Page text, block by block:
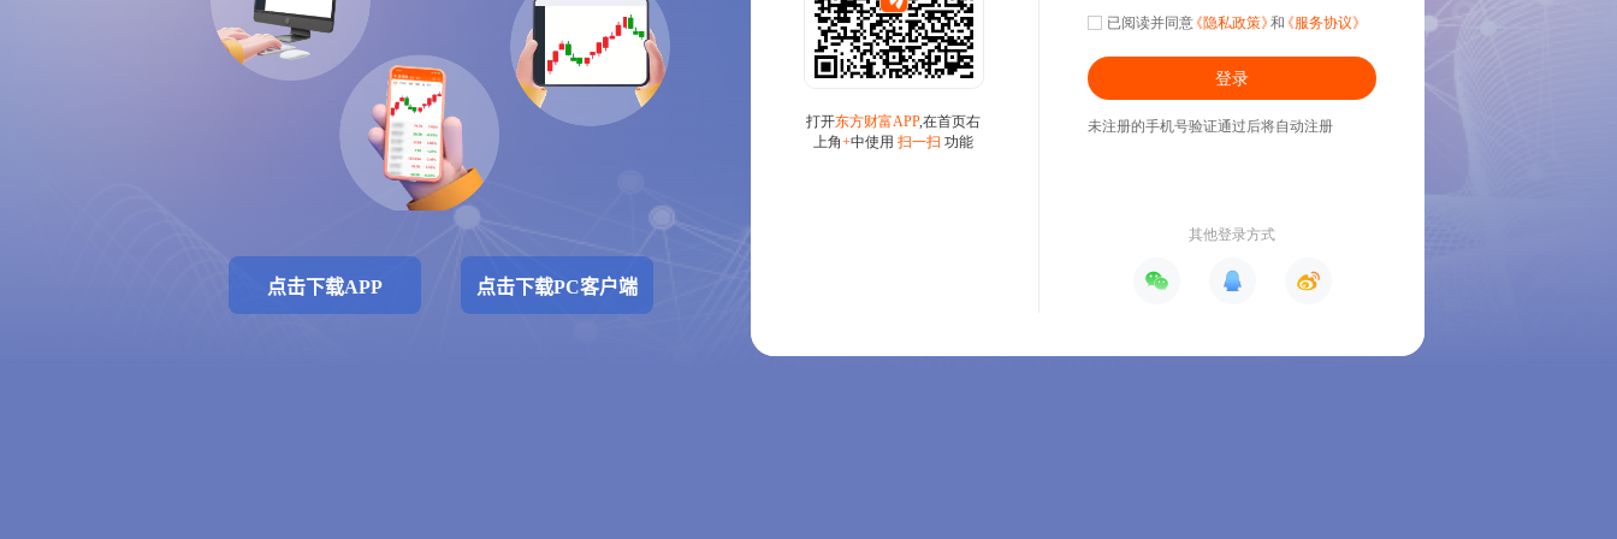
点击下载APP 点击下载PC客户端